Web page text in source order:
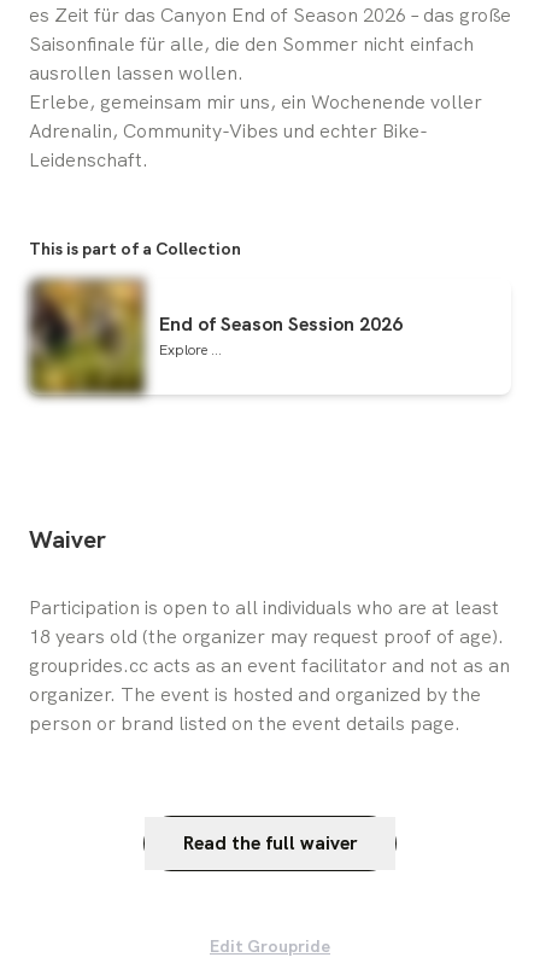
es Zeit für das Canyon End of Season 2026 – das große
Saisonfinale für alle, die den Sommer nicht einfach
ausrollen lassen wollen.
Erlebe, gemeinsam mir uns, ein Wochenende voller
Adrenalin, Community-Vibes und echter Bike-
Leidenschaft.
This is part of a Collection
End of Season Session 2026
Explore ...
Waiver
Participation is open to all individuals who are at least
18 years old (the organizer may request proof of age).
grouprides.cc acts as an event facilitator and not as an
organizer. The event is hosted and organized by the
person or brand listed on the event details page.
Read the full waiver
Edit Groupride